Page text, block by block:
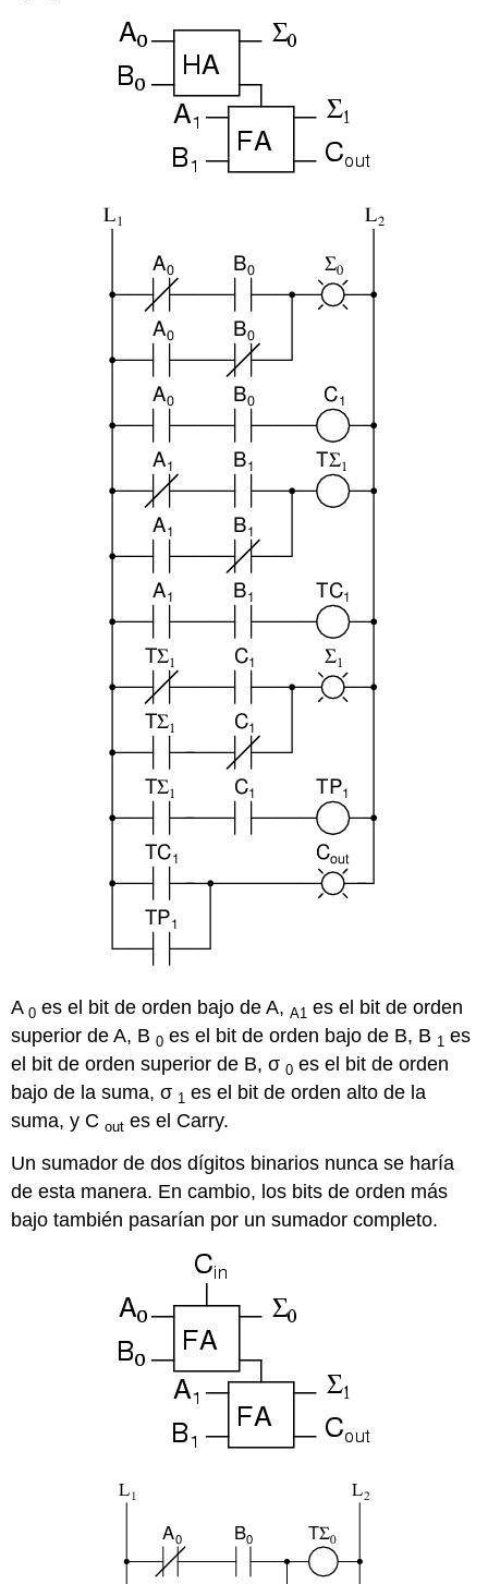
A0 es el bit de orden bajo de A, A1 es el bit de orden
superior de A, B0 es el bit de orden bajo de B, B 1 es
el bit de orden superior de B, σ0 es el bit de orden
bajo de la suma, σ 1 es el bit de orden alto de la
suma, y Cout es el Carry.
Un sumador de dos dígitos binarios nunca se haría
de esta manera. En cambio, los bits de orden más
bajo también pasarían por un sumador completo.